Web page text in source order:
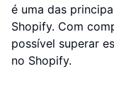
é uma das
Shopify. Com
possível superar
no Shopify.